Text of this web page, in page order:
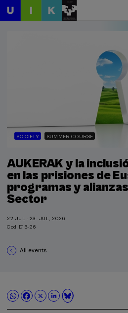
SOCIETY SUMMER COURSE
AUKERAK y la
en las prisiones de
programas y
Sector
22.JUL - 23. JUL, 2026
Cod. D16-26
All events